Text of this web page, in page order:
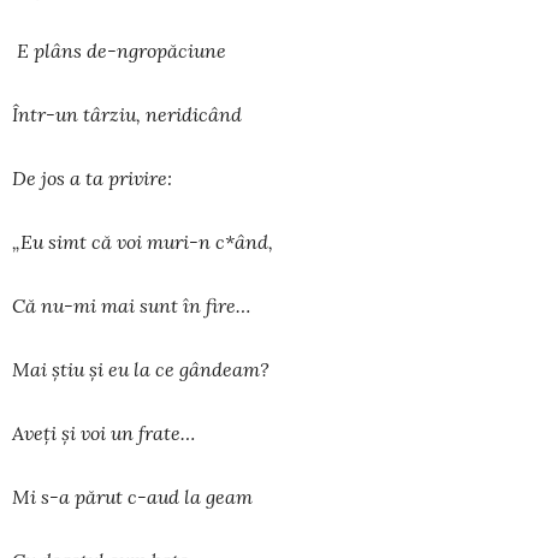
E plâns de-ngropăciune
Într-un târziu, neridicând
De jos a ta privire:
„Eu simt că voi muri-n c*ând,
Că nu-mi mai sunt în fire…
Mai ştiu şi eu la ce gândeam?
Aveţi şi voi un frate…
Mi s-a părut c-aud la geam